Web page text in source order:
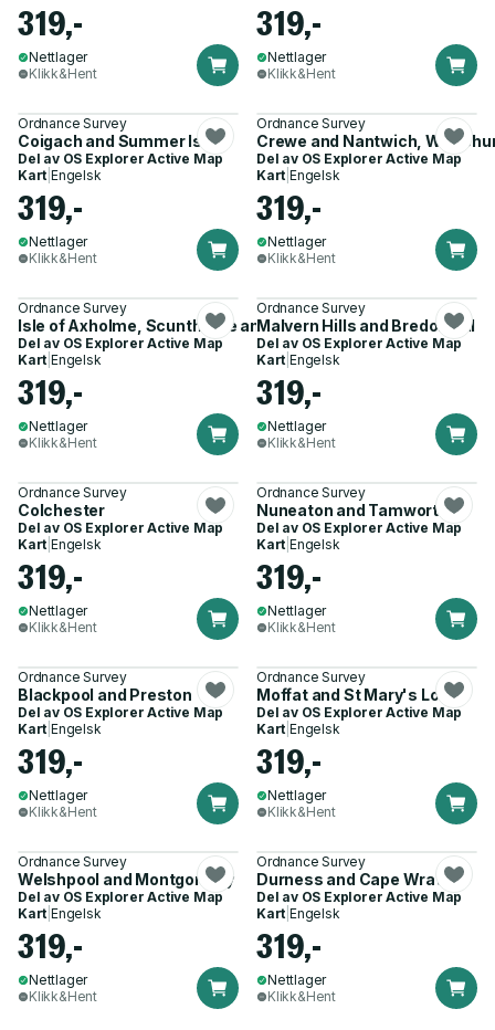
319,-
Nettlager
Klikk&Hent
319,-
Nettlager
Klikk&Hent
Ordnance Survey
Coigach and Summer Isles
Del av OS Explorer Active Map
Kart |Engelsk
319,-
Nettlager
Klikk&Hent
Ordnance Survey
Crewe and Nantwich,
Del av OS Explorer Active Map
Kart |Engelsk
319,-
Nettlager
Klikk&Hent
Ordnance Survey
Isle of Axholme, Scunthorpe and Gainsborough
Del av OS Explorer Active Map
Kart |Engelsk
319,-
Nettlager
Klikk&Hent
Ordnance Survey
Malvern Hills and Bredon Hill
Del av OS Explorer Active Map
Kart |Engelsk
319,-
Nettlager
Klikk&Hent
Ordnance Survey
Colchester
Del av OS Explorer Active Map
Kart |Engelsk
319,-
Nettlager
Klikk&Hent
Ordnance Survey
Nuneaton and Tamworth
Del av OS Explorer Active Map
Kart |Engelsk
319,-
Nettlager
Klikk&Hent
Ordnance Survey
Blackpool and Preston
Del av OS Explorer Active Map
Kart |Engelsk
319,-
Nettlager
Klikk&Hent
Ordnance Survey
Moffat and St Mary's Loch
Del av OS Explorer Active Map
Kart |Engelsk
319,-
Nettlager
Klikk&Hent
Ordnance Survey
Welshpool and Montgomery
Del av OS Explorer Active Map
Kart |Engelsk
319,-
Nettlager
Klikk&Hent
Ordnance Survey
Durness and Cape Wrath
Del av OS Explorer Active Map
Kart |Engelsk
319,-
Nettlager
Klikk&Hent